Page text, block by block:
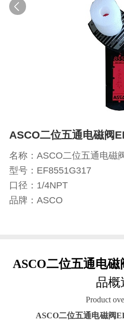
ASCO二位五通电磁阀
名称：ASCO二位五通电磁
型号：EF8551G317
口径：1/4NPT
品牌：ASCO
ASCO二位五通电磁
品概
Product
ASCO二位五通电磁阀